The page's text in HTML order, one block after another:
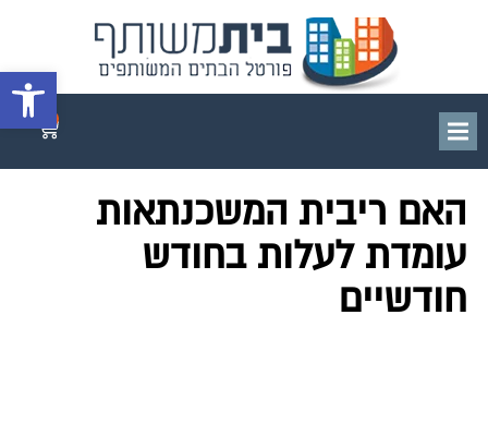
פתח
האם ריבית המשכנתאות
עומדת לעלות בחודש
חודשיים